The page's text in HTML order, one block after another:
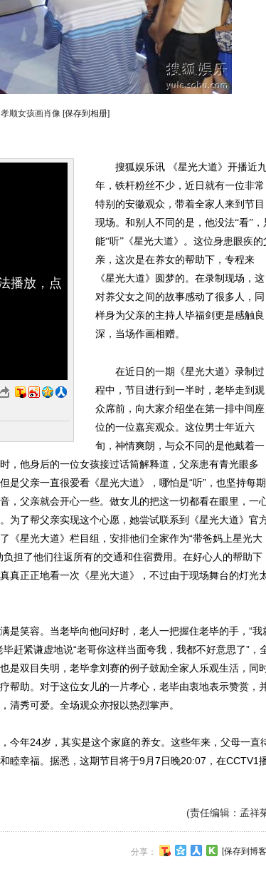
顺女孩画肖像 [保存到相册]
播放，点
搜狐娱乐讯 《星光大道》开播近
年，铁杆粉丝不少，近日就有一位非常
特别的安徽观众，带着全家人来到节目
现场。和别人不同的是，他没法“看”，
能“听”《星光大道》。这位身患眼疾的
亲，这次是在养女的帮助下，专程来
《星光大道》圆梦的。在录制现场，这
对养父女之间的故事感动了很多人，同
样身为父亲的主持人毕福剑更是感触良
深，当场作画相赠。
在近日的一期《星光大道》录制过
程中，节目进行到一半时，老毕走到观
众席前，向大家介绍坐在第一排中间座
位的一位嘉宾观众。这位男士年近六
旬，神情爽朗，与众不同的是他戴着一
，他身后的一位女孩接过话筒解释道，父亲患有青光眼多
是父亲一直很爱看《星光大道》，哪怕是“听”，也坚持每期
，父亲就会开心一些。做女儿的把这一切都看在眼里，一
为了帮父亲实现这个心愿，她尝试联系到《星光大道》官
《星光大道》栏目组，安排他们全家作为“带爸妈上星光大
担了他们往返所有的交通和住宿费用。在好心人的帮助下
真正正地看一次《星光大道》，不过由于现场舞台的灯光
笑容。当老毕向他问好时，老人一把握住老毕的手，“我
赶紧谦虚地说“老哥你这样当面夸我，我都不好意思了”，
是双目失明，老毕拿刘赛的例子鼓励全家人乐观生活，同
帮助。对于这位女儿的一片孝心，老毕由衷地表示赞赏，
清秀可爱。全场观众亦报以热烈掌声。
年24岁，其实是这个家庭的养女。这些年来，父母一直
睦幸福。据悉，这期节目将于9月7日晚20:07，在CCTV1
(责任编辑：孟祥
分享： [保存到博